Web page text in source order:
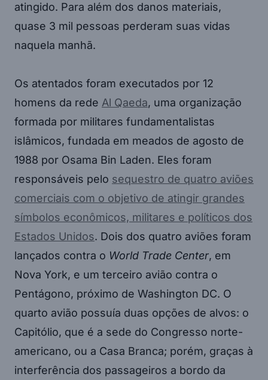
atingido. Para além dos danos materiais,
quase 3 mil pessoas perderam suas vidas
naquela manhã.
Os atentados foram executados por 12
homens da rede Al Qaeda, uma organização
formada por militares fundamentalistas
islâmicos, fundada em meados de agosto de
1988 por Osama Bin Laden. Eles foram
responsáveis pelo sequestro de quatro aviões
comerciais com o objetivo de atingir grandes
símbolos econômicos, militares e políticos dos
Estados Unidos. Dois dos quatro aviões foram
lançados contra o World Trade Center, em
Nova York, e um terceiro avião contra o
Pentágono, próximo de Washington DC. O
quarto avião possuía duas opções de alvos: o
Capitólio, que é a sede do Congresso norte-
americano, ou a Casa Branca; porém, graças à
interferência dos passageiros a bordo da